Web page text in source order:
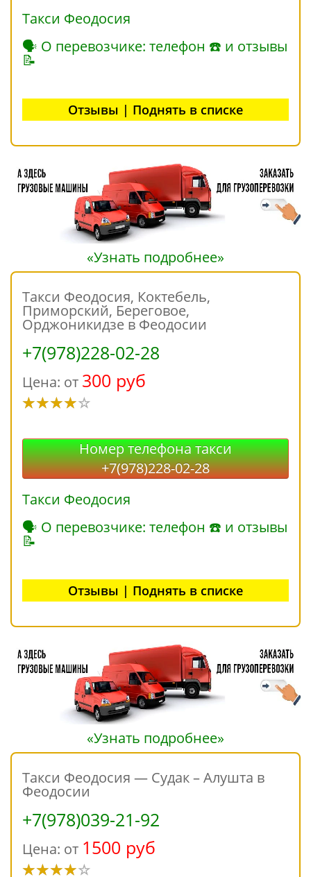
Такси Феодосия
🗣 О перевозчике: телефон ☎ и отзывы
📝
Отзывы | Поднять в списке
«Узнать подробнее»
Такси Феодосия, Коктебель,
Приморский, Береговое,
Орджоникидзе в Феодосии
+7(978)228-02-28
Цена: от 300 руб
Номер телефона такси
+7(978)228-02-28
Такси Феодосия
🗣 О перевозчике: телефон ☎ и отзывы
📝
Отзывы | Поднять в списке
«Узнать подробнее»
Такси Феодосия — Судак – Алушта в
Феодосии
+7(978)039-21-92
Цена: от 1500 руб